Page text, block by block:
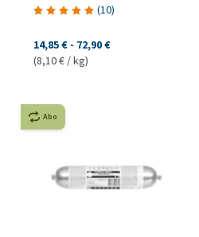
(10)
14,85 € - 72,90 €
(8,10 € / kg)
Abo